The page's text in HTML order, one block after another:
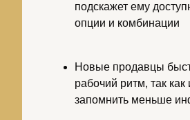
подскажет ему
опции и комбинации
Новые продавцы
рабочий ритм, так
запомнить меньше